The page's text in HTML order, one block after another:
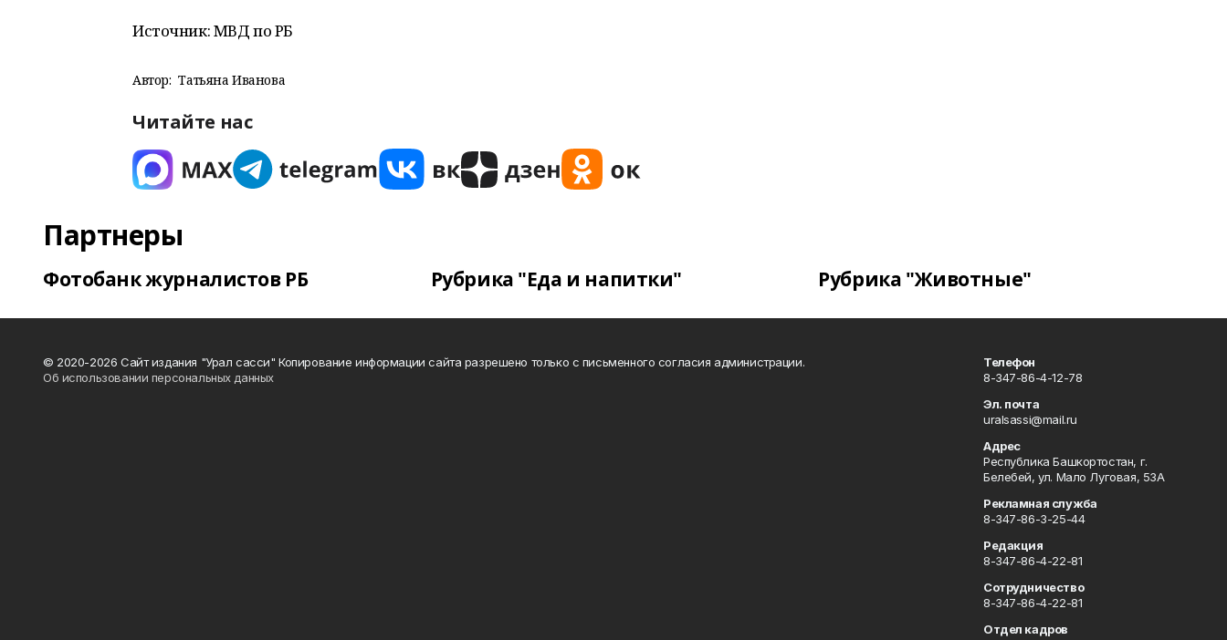
Источник: МВД по РБ
Автор: Татьяна Иванова
Читайте нас
Партнеры
Фотобанк журналистов РБ Рубрика "Еда и напитки" Рубрика "Животные"
© 2020-2026 Сайт издания "Урал сасси" Копирование информации сайта разрешено только с письменного согласия администрации.
Об использовании персональных данных
Телефон
8-347-86-4-12-78
Эл. почта
uralsassi@mail.ru
Адрес
Республика Башкортостан, г.
Белебей, ул. Мало Луговая, 53А
Рекламная служба
8-347-86-3-25-44
Редакция
8-347-86-4-22-81
Сотрудничество
8-347-86-4-22-81
Отдел кадров